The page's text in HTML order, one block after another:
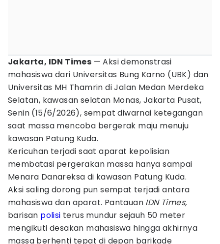
Jakarta, IDN Times — Aksi demonstrasi
mahasiswa dari Universitas Bung Karno (UBK) dan
Universitas MH Thamrin di Jalan Medan Merdeka
Selatan, kawasan selatan Monas, Jakarta Pusat,
Senin (15/6/2026), sempat diwarnai ketegangan
saat massa mencoba bergerak maju menuju
kawasan Patung Kuda.
Kericuhan terjadi saat aparat kepolisian
membatasi pergerakan massa hanya sampai
Menara Danareksa di kawasan Patung Kuda.
Aksi saling dorong pun sempat terjadi antara
mahasiswa dan aparat. Pantauan IDN Times,
barisan polisi terus mundur sejauh 50 meter
mengikuti desakan mahasiswa hingga akhirnya
massa berhenti tepat di depan barikade